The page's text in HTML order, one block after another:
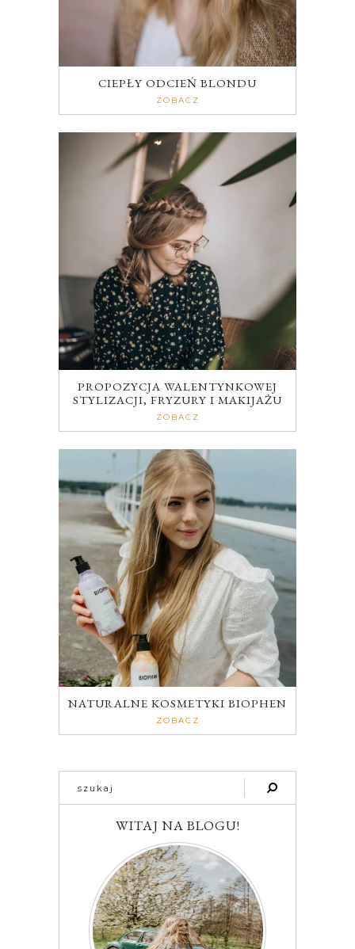
CIEPŁY ODCIEŃ BLONDU
ZOBACZ
PROPOZYCJA WALENTYNKOWEJ
STYLIZACJI, FRYZURY I MAKIJAŻU
ZOBACZ
NATURALNE KOSMETYKI BIOPHEN
ZOBACZ
WITAJ NA BLOGU!